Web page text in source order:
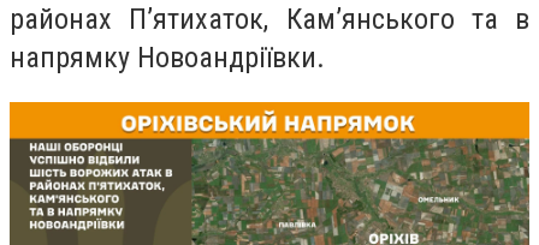
районах П’ятихаток, Кам’янського та в
напрямку Новоандріївки.